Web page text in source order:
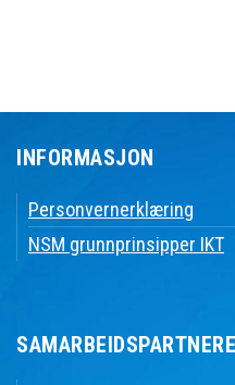
INFORMASJON
Personvernerklæring
NSM grunnprinsipper IKT
SAMARBEIDSPARTNERE